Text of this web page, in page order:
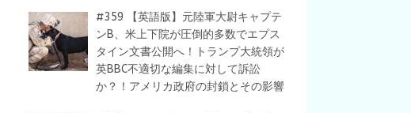
#359 【英語版】元陸軍大尉キャプテ
ンB、米上下院が圧倒的多数でエプス
タイン文書公開へ！トランプ大統領が
英BBC不適切な編集に対して訴訟
か？！アメリカ政府の封鎖とその影響